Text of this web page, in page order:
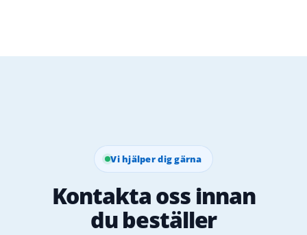
Vi hjälper dig gärna
Kontakta oss innan
du beställer